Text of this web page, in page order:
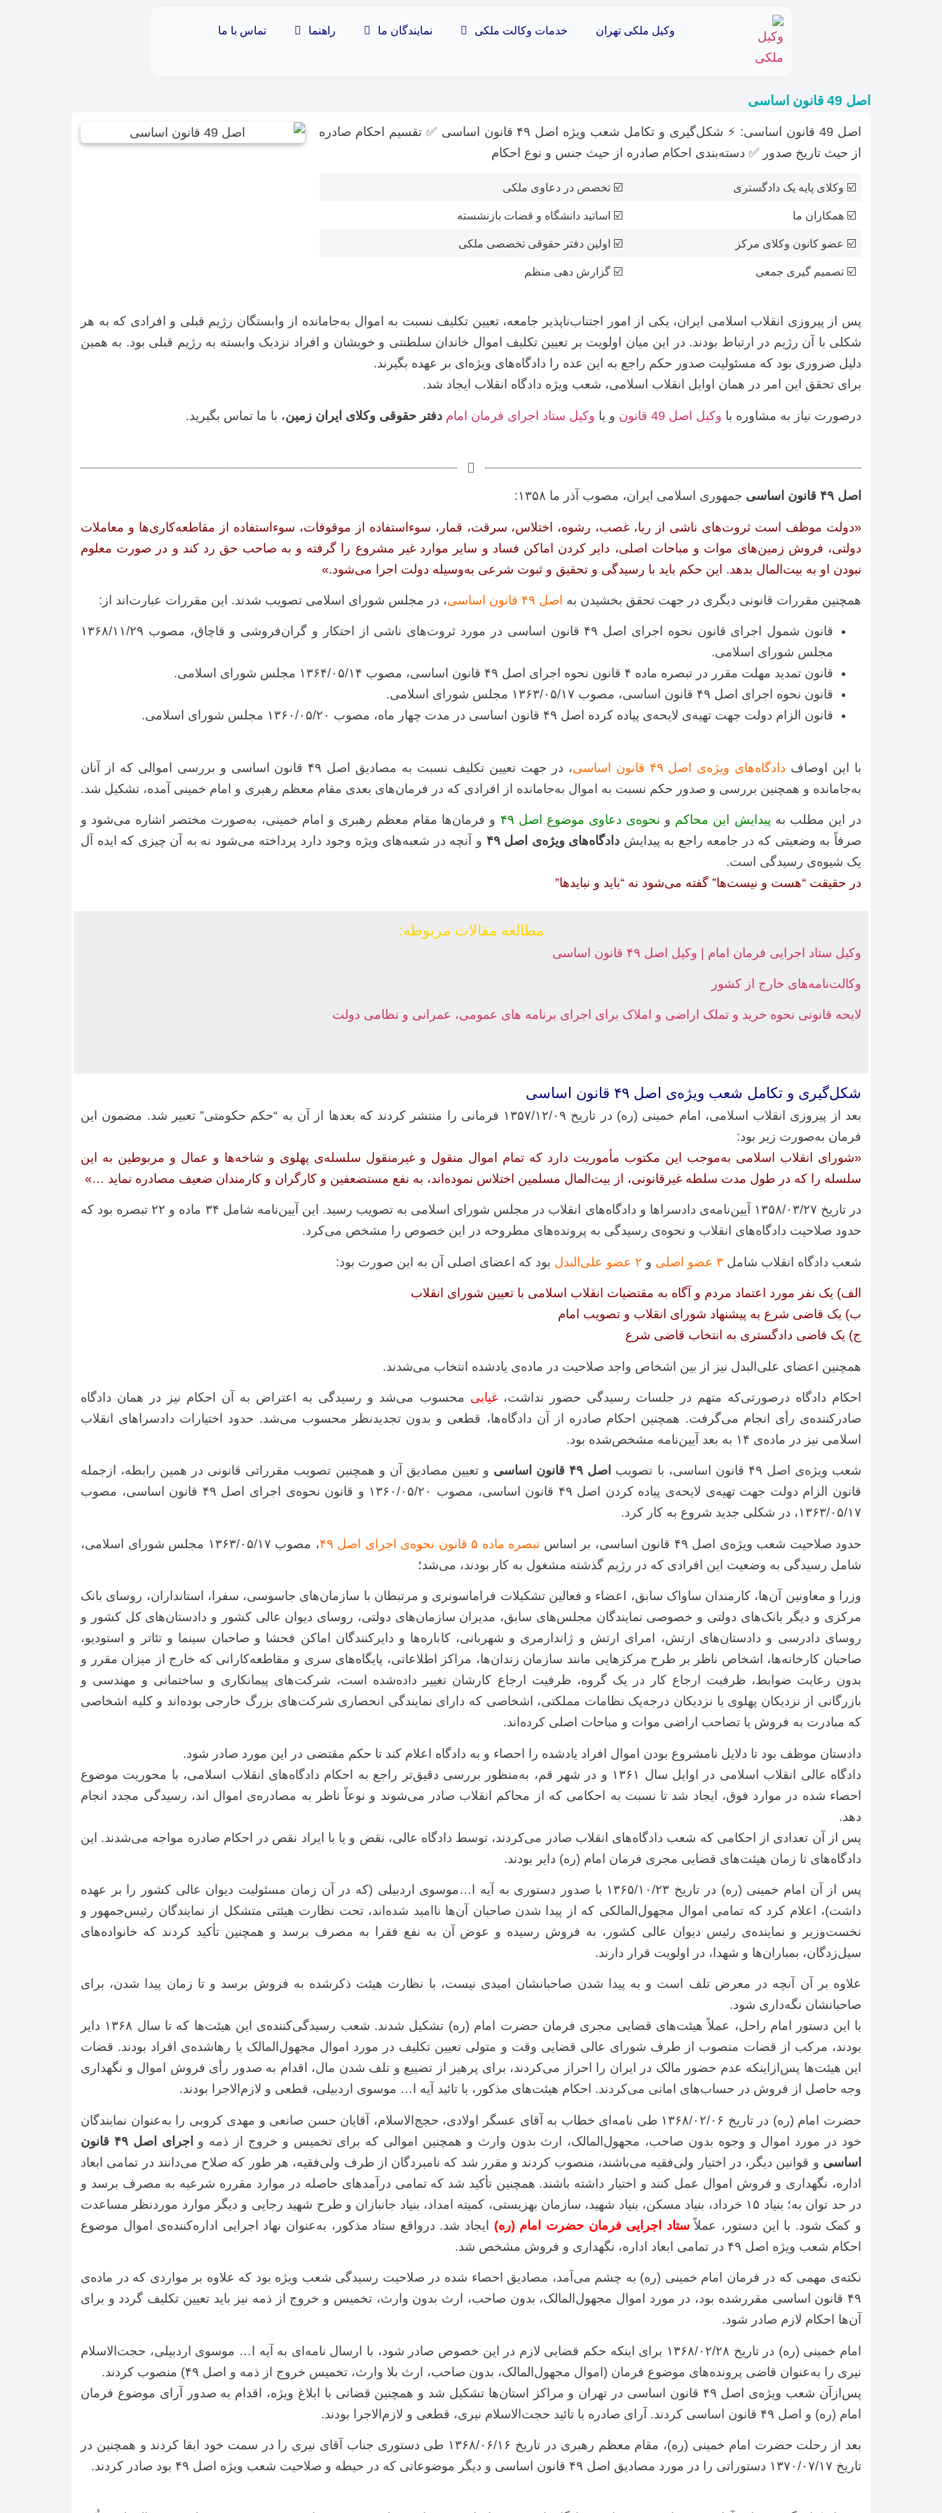
وکیل ملکی تهران خدمات وکالت ملکی نمایندگان ما راهنما تماس با ما
اصل 49 قانون اساسی
اصل 49 قانون اساسی: ⚡ شکل‌گیری و تکامل شعب ویژه‌ اصل ۴۹ قانون اساسی ✅ تقسیم احکام صادره
از حیث تاریخ صدور ✅ دسته‌بندی احکام صادره از حیث جنس و نوع احکام
☑️ وکلای پایه یک دادگستری ☑️ تخصص در دعاوی ملکی
☑️ همکاران ما ☑️ اساتید دانشگاه و قضات بازنشسته
☑️ عضو کانون وکلای مرکز ☑️ اولین دفتر حقوقی تخصصی ملکی
☑️ تصمیم گیری جمعی ☑️ گزارش دهی منظم
پس از پیروزی انقلاب اسلامی ایران، یکی از امور اجتناب‌ناپذیر جامعه، تعیین تکلیف نسبت به اموال به‌جامانده از وابستگان رژیم قبلی و افرادی که به هر
شکلی با آن رژیم در ارتباط بودند. در این میان اولویت بر تعیین تکلیف اموال خاندان سلطنتی و خویشان و افراد نزدیک وابسته به رژیم قبلی بود. به همین
دلیل ضروری بود که مسئولیت صدور حکم راجع به این عده را دادگاه‌های ویژه‌ای بر عهده بگیرند.
برای تحقق این امر در همان اوایل انقلاب اسلامی، شعب ویژه‌ دادگاه انقلاب ایجاد شد.
درصورت نیاز به مشاوره با وکیل اصل 49 قانون و یا وکیل ستاد اجرای فرمان امام دفتر حقوقی وکلای ایران زمین، با ما تماس بگیرید.
اصل ۴۹ قانون اساسی جمهوری اسلامی ایران، مصوب آذر ما ۱۳۵۸:
«دولت موظف است ثروت‌های ناشی از ربا، غصب، رشوه، اختلاس، سرقت، قمار، سوءاستفاده از موقوفات، سوءاستفاده از مقاطعه‌کاری‌ها و معاملات
دولتی، فروش زمین‌های موات و مباحات اصلی، دایر کردن اماکن فساد و سایر موارد غیر مشروع را گرفته و به صاحب حق رد کند و در صورت معلوم
نبودن او به بیت‌المال بدهد. این حکم باید با رسیدگی و تحقیق و ثبوت شرعی به‌وسیله دولت اجرا می‌شود.»
همچنین مقررات قانونی دیگری در جهت تحقق بخشیدن به اصل ۴۹ قانون اساسی ، در مجلس شورای اسلامی تصویب شدند. این مقررات عبارت‌اند از:
قانون شمول اجرای قانون نحوه اجرای اصل ۴۹ قانون اساسی در مورد ثروت‌های ناشی از احتکار و گران‌فروشی و قاچاق، مصوب ۱۳۶۸/۱۱/۲۹
مجلس شورای اسلامی.
قانون تمدید مهلت مقرر در تبصره ماده ۴ قانون نحوه اجرای اصل ۴۹ قانون اساسی، مصوب ۱۳۶۴/۰۵/۱۴ مجلس شورای اسلامی.
قانون نحوه اجرای اصل ۴۹ قانون اساسی، مصوب ۱۳۶۳/۰۵/۱۷ مجلس شورای اسلامی.
قانون الزام دولت جهت تهیه‌ی لایحه‌ی پیاده کرده اصل ۴۹ قانون اساسی در مدت چهار ماه، مصوب ۱۳۶۰/۰۵/۲۰ مجلس شورای اسلامی.
با این اوصاف دادگاه‌های ویژه‌ی اصل ۴۹ قانون اساسی
، در جهت تعیین تکلیف نسبت به مصادیق اصل ۴۹ قانون اساسی و بررسی اموالی که از آنان
به‌جامانده و همچنین بررسی و صدور حکم نسبت به اموال به‌جامانده از افرادی که در فرمان‌های بعدی مقام معظم رهبری و امام خمینی آمده، تشکیل شد.
در این مطلب به پیدایش این محاکم و نحوه‌ی دعاوی موضوع اصل ۴۹
و فرمان‌ها مقام معظم رهبری و امام خمینی، به‌صورت مختصر اشاره می‌شود و
صرفاً به وضعیتی که در جامعه راجع به پیدایش دادگاه‌های ویژه‌ی اصل ۴۹
و آنچه در شعبه‌های ویژه وجود دارد پرداخته می‌شود نه به آن چیزی که ایده آل
یک شیوه‌ی رسیدگی است.
در حقیقت “هست و نیست‌ها” گفته می‌شود نه “باید و نبایدها”
مطالعه مقالات مربوطه:
وکیل ستاد اجرایی فرمان امام | وکیل اصل ۴۹ قانون اساسی
وکالت‌نامه‌های خارج از کشور
لایحه قانونی نحوه خرید و تملک اراضی و املاک برای اجرای برنامه های عمومی، عمرانی و نظامی دولت
شکل‌گیری و تکامل شعب ویژه‌ی اصل ۴۹ قانون اساسی
بعد از پیروزی انقلاب اسلامی، امام خمینی (ره) در تاریخ ۱۳۵۷/۱۲/۰۹ فرمانی را منتشر کردند که بعدها از آن به “حکم حکومتی” تعبیر شد. مضمون این
فرمان به‌صورت زیر بود:
«شورای انقلاب اسلامی به‌موجب این مکتوب مأموریت دارد که تمام اموال منقول و غیرمنقول سلسله‌ی پهلوی و شاخه‌ها و عمال و مربوطین به این
سلسله را که در طول مدت سلطه غیرقانونی، از بیت‌المال مسلمین اختلاس نموده‌اند، به نفع مستضعفین و کارگران و کارمندان ضعیف مصادره نماید …»
در تاریخ ۱۳۵۸/۰۳/۲۷ آیین‌نامه‌ی دادسراها و دادگاه‌های انقلاب در مجلس شورای اسلامی به تصویب رسید. این آیین‌نامه شامل ۳۴ ماده و ۲۲ تبصره بود که
حدود صلاحیت دادگاه‌های انقلاب و نحوه‌ی رسیدگی به پرونده‌های مطروحه در این خصوص را مشخص می‌کرد.
شعب دادگاه انقلاب شامل ۳ عضو اصلی و ۲ عضو علی‌البدل بود که اعضای اصلی آن به این صورت بود:
الف) یک نفر مورد اعتماد مردم و آگاه به مقتضیات انقلاب اسلامی با تعیین شورای انقلاب
ب) یک قاضی شرع به پیشنهاد شورای انقلاب و تصویب امام
ج) یک قاضی دادگستری به انتخاب قاضی شرع
همچنین اعضای علی‌البدل نیز از بین اشخاص واجد صلاحیت در ماده‌ی یادشده انتخاب می‌شدند.
احکام دادگاه درصورتی‌که متهم در جلسات رسیدگی حضور نداشت،غیابی محسوب می‌شد و رسیدگی به اعتراض به آن احکام نیز در همان دادگاه
صادرکننده‌ی رأی انجام می‌گرفت. همچنین احکام صادره از آن دادگاه‌ها، قطعی و بدون تجدیدنظر محسوب می‌شد. حدود اختیارات دادسراهای انقلاب
اسلامی نیز در ماده‌ی ۱۴ به بعد آیین‌نامه مشخص‌شده بود.
شعب ویژه‌ی اصل ۴۹ قانون اساسی، با تصویب اصل ۴۹ قانون اساسی
و تعیین مصادیق آن و همچنین تصویب مقرراتی قانونی در همین رابطه، ازجمله
قانون الزام دولت جهت تهیه‌ی لایحه‌ی پیاده کردن اصل ۴۹ قانون اساسی، مصوب ۱۳۶۰/۰۵/۲۰ و قانون نحوه‌ی اجرای اصل ۴۹ قانون اساسی، مصوب
۱۳۶۳/۰۵/۱۷، در شکلی جدید شروع به کار کرد.
حدود صلاحیت شعب ویژه‌ی اصل ۴۹ قانون اساسی، بر اساس تبصره‌ ماده‌ ۵ قانون نحوه‌ی اجرای اصل ۴۹
، مصوب ۱۳۶۳/۰۵/۱۷ مجلس شورای اسلامی،
شامل رسیدگی به وضعیت این افرادی که در رژیم گذشته مشغول به کار بودند، می‌شد؛
وزرا و معاونین آن‌ها، کارمندان ساواک سابق، اعضاء و فعالین تشکیلات فراماسونری و مرتبطان با سازمان‌های جاسوسی، سفرا، استانداران، روسای بانک
مرکزی و دیگر بانک‌های دولتی و خصوصی نمایندگان مجلس‌های سابق، مدیران سازمان‌های دولتی، روسای دیوان عالی کشور و دادستان‌های کل کشور و
روسای دادرسی و دادستان‌های ارتش، امرای ارتش و ژاندارمری و شهربانی، کاباره‌ها و دایرکنندگان اماکن فحشا و صاحبان سینما و تئاتر و استودیو،
صاحبان کارخانه‌ها، اشخاص ناظر بر طرح مرکزهایی مانند سازمان زندان‌ها، مراکز اطلاعاتی، پایگاه‌های سری و مقاطعه‌کارانی که خارج از میزان مقرر و
بدون رعایت ضوابط، ظرفیت ارجاع کار در یک گروه، ظرفیت ارجاع کارشان تغییر داده‌شده است، شرکت‌های پیمانکاری و ساختمانی و مهندسی و
بازرگانی از نزدیکان پهلوی یا نزدیکان درجه‌یک نظامات مملکتی، اشخاصی که دارای نمایندگی انحصاری شرکت‌های بزرگ خارجی بوده‌اند و کلیه‌ اشخاصی
که مبادرت به فروش یا تصاحب اراضی موات و مباحات اصلی کرده‌اند.
دادستان موظف بود تا دلایل نامشروع بودن اموال افراد یادشده را احصاء و به دادگاه اعلام کند تا حکم مقتضی در این مورد صادر شود.
دادگاه عالی انقلاب اسلامی در اوایل سال ۱۳۶۱ و در شهر قم، به‌منظور بررسی دقیق‌تر راجع به احکام دادگاه‌های انقلاب اسلامی، با محوریت موضوع
احصاء شده در موارد فوق، ایجاد شد تا نسبت به احکامی که از محاکم انقلاب صادر می‌شوند و نوعاً ناظر به مصادره‌ی اموال ‌اند، رسیدگی مجدد انجام
دهد.
پس‌ از آن تعدادی از احکامی که شعب دادگاه‌های انقلاب صادر می‌کردند، توسط دادگاه عالی، نقض و یا با ایراد نقص در احکام صادره مواجه می‌شدند. این
دادگاه‌های تا زمان هیئت‌های قضایی مجری فرمان امام (ره) دایر بودند.
پس‌ از آن امام خمینی (ره) در تاریخ ۱۳۶۵/۱۰/۲۳ با صدور دستوری به آیه ا…موسوی اردبیلی (که در آن زمان مسئولیت دیوان عالی کشور را بر عهده
داشت)، اعلام کرد که تمامی اموال مجهول‌المالکی که از پیدا شدن صاحبان آن‌ها ناامید شده‌اند، تحت نظارت هیئتی متشکل از نمایندگان رئیس‌جمهور و
نخست‌وزیر و نماینده‌ی رئیس دیوان عالی کشور، به فروش رسیده و عوض آن به نفع فقرا به مصرف برسد و همچنین تأکید کردند که خانواده‌های
سیل‌زدگان، بمباران‌ها و شهدا، در اولویت قرار دارند.
علاوه بر آن آنچه در معرض تلف است و به پیدا شدن صاحبانشان امیدی نیست، با نظارت هیئت ذکرشده به فروش برسد و تا زمان پیدا شدن، برای
صاحبانشان نگه‌داری شود.
با این دستور امام راحل، عملاً هیئت‌های قضایی مجری فرمان حضرت امام (ره) تشکیل شدند. شعب رسیدگی‌کننده‌ی این هیئت‌ها که تا سال ۱۳۶۸ دایر
بودند، مرکب از قضات منصوب از طرف شورای عالی قضایی وقت و متولی تعیین تکلیف در مورد اموال مجهول‌المالک یا رهاشده‌ی افراد بودند. قضات
این هیئت‌ها پس‌ازاینکه عدم حضور مالک در ایران را احراز می‌کردند، برای پرهیز از تضییع و تلف شدن مال، اقدام به صدور رأی فروش اموال و نگهداری
وجه حاصل از فروش در حساب‌های امانی می‌کردند. احکام هیئت‌های مذکور، با تائید آیه ا… موسوی اردبیلی، قطعی و لازم‌الاجرا بودند.
حضرت امام (ره) در تاریخ ۱۳۶۸/۰۲/۰۶ طی نامه‌ای خطاب به آقای عسگر اولادی، حجج‌الاسلام، آقایان حسن صانعی و مهدی کروبی را به‌عنوان نمایندگان
خود در مورد اموال و وجوه بدون صاحب، مجهول‌المالک، ارث بدون وارث و همچنین اموالی که برای تخمیس و خروج از ذمه و
اجرای اصل ۴۹ قانون
اساسی و قوانین دیگر، در اختیار ولی‌فقیه می‌باشند، منصوب کردند و مقرر شد که نامبردگان از طرف ولی‌فقیه، هر طور که صلاح می‌دانند در تمامی ابعاد
اداره، نگهداری و فروش اموال عمل کنند و اختیار داشته باشند. همچنین تأکید شد که تمامی درآمدهای حاصله در موارد مقرره شرعیه به مصرف برسد و
در حد توان به؛ بنیاد ۱۵ خرداد، بنیاد مسکن، بنیاد شهید، سازمان بهزیستی، کمیته امداد، بنیاد جانبازان و طرح شهید رجایی و دیگر موارد موردنظر مساعدت
و کمک شود. با این دستور، عملاًستاد اجرایی فرمان حضرت امام (ره) ایجاد شد. درواقع ستاد مذکور، به‌عنوان نهاد اجرایی اداره‌کننده‌ی اموال موضوع
احکام شعب ویژه اصل ۴۹ در تمامی ابعاد اداره، نگهداری و فروش مشخص شد.
نکته‌ی مهمی که در فرمان امام خمینی (ره) به چشم می‌آمد، مصادیق احصاء شده در صلاحیت رسیدگی شعب ویژه بود که علاوه بر مواردی که در ماده‌ی
۴۹ قانون اساسی مقررشده بود، در مورد اموال مجهول‌المالک، بدون صاحب، ارث بدون وارث، تخمیس و خروج از ذمه نیز باید تعیین تکلیف گردد و برای
آن‌ها احکام لازم صادر شود.
امام خمینی (ره) در تاریخ ۱۳۶۸/۰۲/۲۸ برای اینکه حکم قضایی لازم در این خصوص صادر شود، با ارسال نامه‌ای به آیه ا… موسوی اردبیلی، حجت‌الاسلام
نیری را به‌عنوان قاضی پرونده‌های موضوع فرمان (اموال مجهول‌المالک، بدون صاحب، ارث بلا وارث، تخمیس خروج از ذمه و اصل ۴۹) منصوب کردند.
پس‌ازآن شعب ویژه‌ی اصل ۴۹ قانون اساسی در تهران و مراکز استان‌ها تشکیل شد و همچنین قضاتی با ابلاغ ویژه، اقدام به صدور آرای موضوع فرمان
امام (ره) و اصل ۴۹ قانون اساسی کردند. آرای صادره با تائید حجت‌الاسلام نیری، قطعی و لازم‌الاجرا بودند.
بعد از رحلت حضرت امام خمینی (ره)، مقام معظم رهبری در تاریخ ۱۳۶۸/۰۶/۱۶ طی دستوری جناب آقای نیری را در سمت خود ابقا کردند و همچنین در
تاریخ ۱۳۷۰/۰۷/۱۷ دستوراتی را در مورد مصادیق اصل ۴۹ قانون اساسی و دیگر موضوعاتی که در حیطه و صلاحیت شعب ویژه اصل ۴۹ بود صادر کردند.